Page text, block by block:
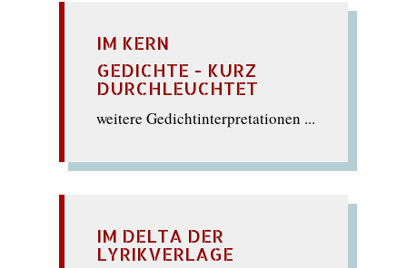
IM KERN
GEDICHTE - KURZ
DURCHLEUCHTET
weitere Gedichtinterpretationen ...
IM DELTA DER
LYRIKVERLAGE